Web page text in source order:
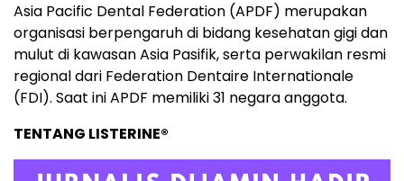
Asia Pacific Dental Federation (APDF) merupakan
organisasi berpengaruh di bidang kesehatan gigi dan
mulut di kawasan Asia Pasifik, serta perwakilan resmi
regional dari Federation Dentaire Internationale
(FDI). Saat ini APDF memiliki 31 negara anggota.
TENTANG LISTERINE®